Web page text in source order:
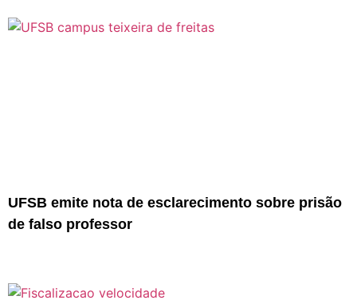
UFSB emite nota de esclarecimento sobre prisão
de falso professor